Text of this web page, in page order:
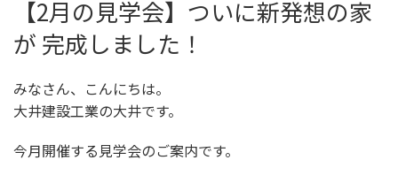
【2月の見学会】ついに新発想の家
が 完成しました！
みなさん、こんにちは。
大井建設工業の大井です。
今月開催する見学会のご案内です。